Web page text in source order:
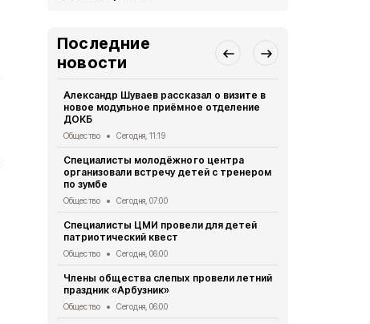
Последние
новости
Александр Шуваев рассказал о визите в
новое модульное приёмное отделение
ДОКБ
Общество Сегодня, 11:19
Специалисты молодёжного центра
организовали встречу детей с тренером
по зумбе
Общество Сегодня, 07:00
Специалисты ЦМИ провели для детей
патриотический квест
Общество Сегодня, 06:00
Члены общества слепых провели летний
праздник «Арбузник»
Общество Сегодня, 06:00